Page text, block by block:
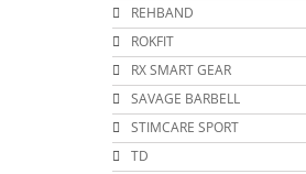
REHBAND
ROKFIT
RX SMART GEAR
SAVAGE BARBELL
STIMCARE SPORT
TD